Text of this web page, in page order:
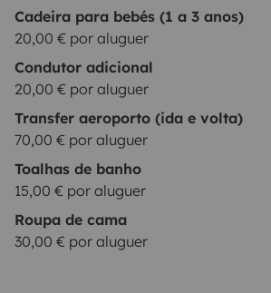
Cadeira para bebés (1 a 3 anos)
20,00 € por aluguer
Condutor adicional
20,00 € por aluguer
Transfer aeroporto (ida e volta)
70,00 € por aluguer
Toalhas de banho
15,00 € por aluguer
Roupa de cama
30,00 € por aluguer